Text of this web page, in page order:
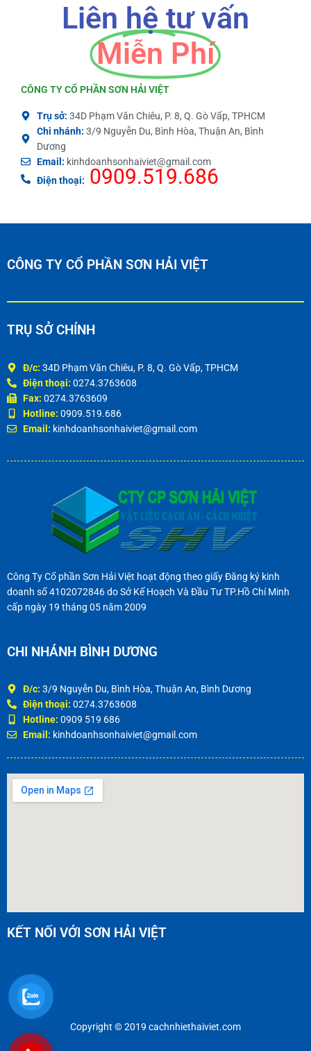
Liên hệ tư vấn
Miễn Phí
CÔNG TY CỔ PHẦN SƠN HẢI VIỆT
Trụ sở: 34D Phạm Văn Chiêu, P. 8, Q. Gò Vấp, TPHCM
Chi nhánh: 3/9 Nguyễn Du, Bình Hòa, Thuận An, Bình
Dương
Email: kinhdoanhsonhaiviet@gmail.com
Điện thoại: 0909.519.686
CÔNG TY CỔ PHẦN SƠN HẢI VIỆT
TRỤ SỞ CHÍNH
Đ/c: 34D Phạm Văn Chiêu, P. 8, Q. Gò Vấp, TPHCM
Điện thoại: 0274.3763608
Fax: 0274.3763609
Hotline: 0909.519.686
Email: kinhdoanhsonhaiviet@gmail.com
Công Ty Cổ phần Sơn Hải Việt hoạt động theo giấy Đăng ký kinh
doanh số 4102072846 do Sở Kế Hoạch Và Đầu Tư TP.Hồ Chí Minh
cấp ngày 19 tháng 05 năm 2009
CHI NHÁNH BÌNH DƯƠNG
Đ/c: 3/9 Nguyễn Du, Bình Hòa, Thuận An, Bình Dương
Điện thoại: 0274.3763608
Hotline: 0909 519 686
Email: kinhdoanhsonhaiviet@gmail.com
KẾT NỐI VỚI SƠN HẢI VIỆT
Copyright © 2019 cachnhiethaiviet.com